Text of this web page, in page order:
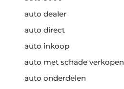
auto dealer
auto direct
auto inkoop
auto met schade verkopen
auto onderdelen